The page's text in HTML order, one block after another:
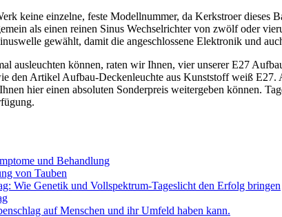
keine einzelne, feste Modellnummer, da Kerkstroer
als einen reinen Sinus Wechselrichter von zwölf oder
gewählt, damit die angeschlossene Elektronik und
ausleuchten können, raten wir Ihnen, vier unserer E27
den Artikel Aufbau-Deckenleuchte aus Kunststoff weiß
hier einen absoluten Sonderpreis weitergeben können.
und Behandlung
von Tauben
Wie Genetik und Vollspektrum-Tageslicht den Erfolg bringen
auf Menschen und ihr Umfeld haben kann.